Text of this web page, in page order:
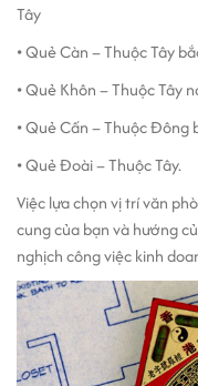
Tây
• Quẻ Càn – Thuộc Tây
• Quẻ Khôn – Thuộc Tây
• Quẻ Cấn – Thuộc Đông
• Quẻ Đoài – Thuộc Tây.
Việc lựa chọn vị trí văn
cung của bạn và hướng
nghịch công việc kinh